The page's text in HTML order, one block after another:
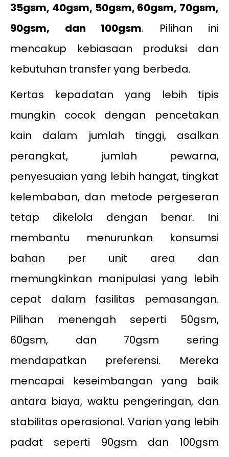
35gsm, 40gsm, 50gsm, 60gsm, 70gsm,
90gsm, dan 100gsm. Pilihan ini
mencakup kebiasaan produksi dan
kebutuhan transfer yang berbeda.
Kertas kepadatan yang lebih tipis
mungkin cocok dengan pencetakan
kain dalam jumlah tinggi, asalkan
perangkat, jumlah pewarna,
penyesuaian yang lebih hangat, tingkat
kelembaban, dan metode pergeseran
tetap dikelola dengan benar. Ini
membantu menurunkan konsumsi
bahan per unit area dan
memungkinkan manipulasi yang lebih
cepat dalam fasilitas pemasangan.
Pilihan menengah seperti 50gsm,
60gsm, dan 70gsm sering
mendapatkan preferensi. Mereka
mencapai keseimbangan yang baik
antara biaya, waktu pengeringan, dan
stabilitas operasional. Varian yang lebih
padat seperti 90gsm dan 100gsm